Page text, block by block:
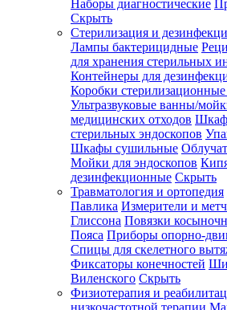
Наборы диагностические
Скрыть
Стерилизация и
Лампы бактерицидные
для хранения стерильных
Контейнеры для
Коробки
Ультразвуковые ванны/
медицинских отходов
стерильных эндоскопов
Шкафы сушильные
Мойки для эндоскопов
дезинфекционные Скрыть
Травматология и ортопедия
Павлика Измерители и
Глиссона Повязки
Пояса Приборы опорно-
Спицы для скелетного
Фиксаторы конечностей
Виленского Скрыть
Физиотерапия и
низкочастотной терапии